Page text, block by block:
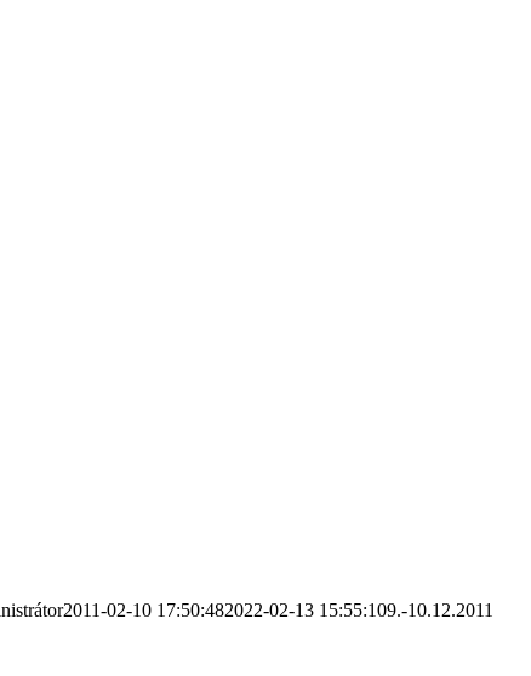
2011-02-10 17:50:482022-02-13 15:55:109.-10.12.2011